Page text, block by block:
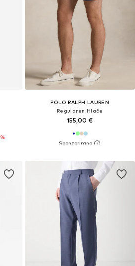
POLO RALPH LAUREN
Regularen Hlače
155,00 €